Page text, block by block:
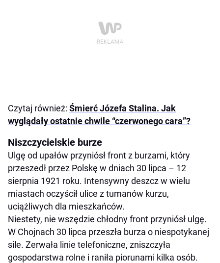
Czytaj również: Śmierć Józefa Stalina. Jak
wyglądały ostatnie chwile “czerwonego cara”?
Niszczycielskie burze
Ulgę od upałów przyniósł front z burzami, który
przeszedł przez Polskę w dniach 30 lipca – 12
sierpnia 1921 roku. Intensywny deszcz w wielu
miastach oczyścił ulice z tumanów kurzu,
uciążliwych dla mieszkańców.
Niestety, nie wszędzie chłodny front przyniósł ulgę.
W Chojnach 30 lipca przeszła burza o niespotykanej
sile. Zerwała linie telefoniczne, zniszczyła
gospodarstwa rolne i raniła piorunami kilka osób.